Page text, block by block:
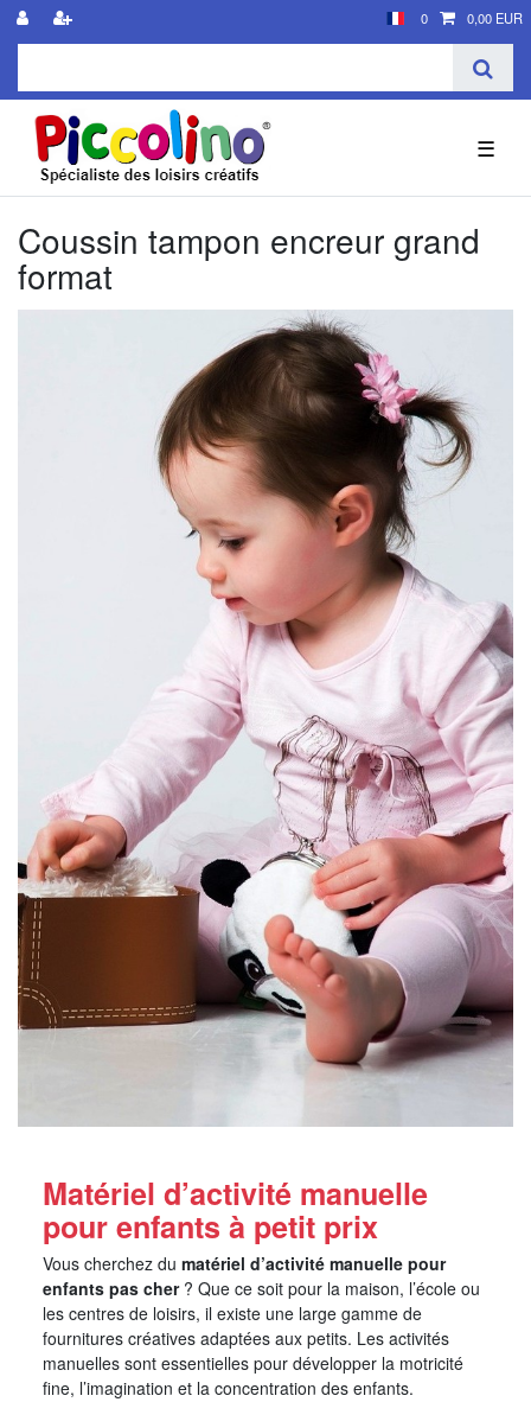
0 0,00 EUR
☰
Coussin tampon encreur grand
format
Matériel d’activité manuelle
pour enfants à petit prix
Vous cherchez du matériel d’activité manuelle pour
enfants pas cher? Que ce soit pour la maison, l’école ou
les centres de loisirs, il existe une large gamme de
fournitures créatives adaptées aux petits. Les activités
manuelles sont essentielles pour développer la motricité
fine, l’imagination et la concentration des enfants.